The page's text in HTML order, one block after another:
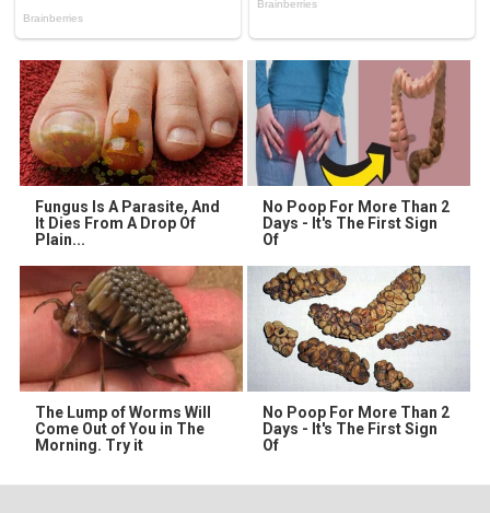
Fungus Is A Parasite, And
It Dies From A Drop Of
Plain...
No Poop For More Than 2
Days - It's The First Sign
Of
The Lump of Worms Will
Come Out of You in The
Morning. Try it
No Poop For More Than 2
Days - It's The First Sign
Of